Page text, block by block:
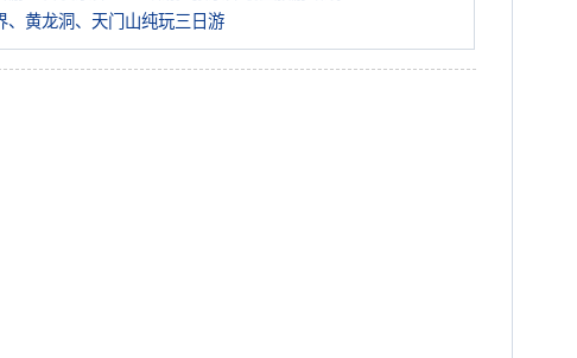
、黄龙洞、天门山纯玩三日游